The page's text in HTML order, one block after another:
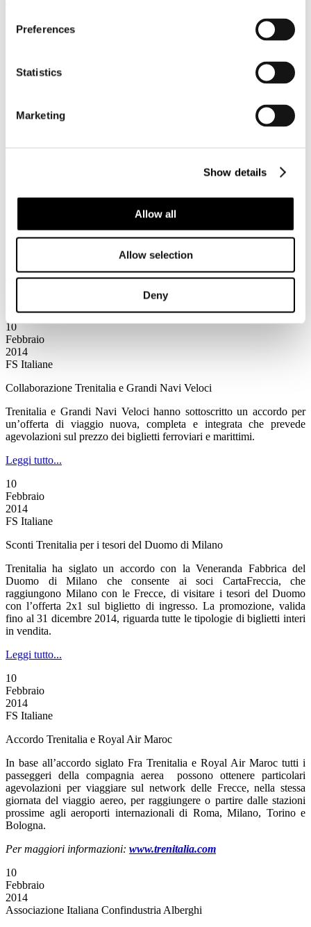
Preferences
Statistics
Marketing
Show details
Allow all
Allow selection
Deny
Febbraio
La Newsletter di Associazione Italiana Confindustria Alberghi
News
Pubblicazione del Bando per la concessione di contributi per le Reti
BANDO PER LA CONCESSIONE DI CONTRIBUTI A
FAVORE DELLE RETI D’IMPRESA PER IL TURISMO n.
d'Impresa operanti nel settore turismo
10
Febbraio
2014
FS Italiane
Collaborazione Trenitalia e Grandi Navi Veloci
Trenitalia e Grandi Navi Veloci hanno sottoscritto un accordo per
un’offerta di viaggio nuova, completa e integrata che prevede
agevolazioni sul prezzo dei biglietti ferroviari e marittimi.
Leggi tutto...
10
Febbraio
2014
FS Italiane
Sconti Trenitalia per i tesori del Duomo di Milano
Trenitalia ha siglato un accordo con la Veneranda Fabbrica del
Duomo di Milano che consente ai soci CartaFreccia, che
raggiungono Milano con le Frecce, di visitare i tesori del Duomo
con l’offerta 2x1 sul biglietto di ingresso. La promozione, valida
fino al 31 dicembre 2014, riguarda tutte le tipologie di biglietti interi
in vendita.
Leggi tutto...
10
Febbraio
2014
FS Italiane
Accordo Trenitalia e Royal Air Maroc
In base all’accordo siglato Fra Trenitalia e Royal Air Maroc tutti i
passeggeri della compagnia aerea possono ottenere particolari
agevolazioni per viaggiare sul network delle Frecce, nella stessa
giornata del viaggio aereo, per raggiungere o partire dalle stazioni
prossime agli aeroporti internazionali di Roma, Milano, Torino e
Bologna.
Per maggiori informazioni: www.trenitalia.com
10
Febbraio
2014
Associazione Italiana Confindustria Alberghi